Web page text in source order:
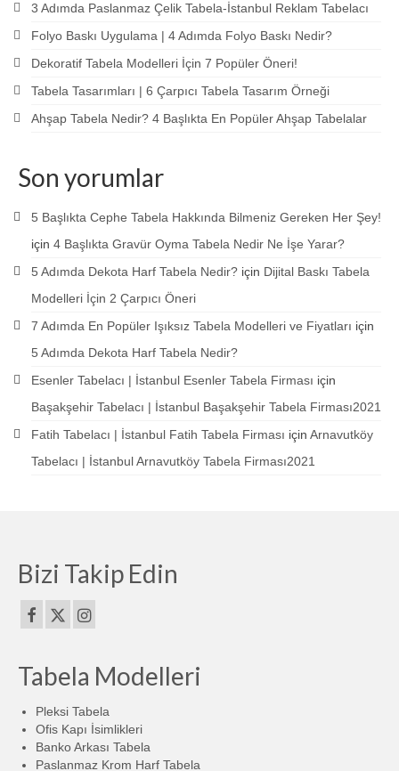
3 Adımda Paslanmaz Çelik Tabela-İstanbul Reklam Tabelacı
Folyo Baskı Uygulama | 4 Adımda Folyo Baskı Nedir?
Dekoratif Tabela Modelleri İçin 7 Popüler Öneri!
Tabela Tasarımları | 6 Çarpıcı Tabela Tasarım Örneği
Ahşap Tabela Nedir? 4 Başlıkta En Popüler Ahşap Tabelalar
Son yorumlar
5 Başlıkta Cephe Tabela Hakkında Bilmeniz Gereken Her Şey!
için 4 Başlıkta Gravür Oyma Tabela Nedir Ne İşe Yarar?
5 Adımda Dekota Harf Tabela Nedir? için Dijital Baskı Tabela
Modelleri İçin 2 Çarpıcı Öneri
7 Adımda En Popüler Işıksız Tabela Modelleri ve Fiyatları için
5 Adımda Dekota Harf Tabela Nedir?
Esenler Tabelacı | İstanbul Esenler Tabela Firması için
Başakşehir Tabelacı | İstanbul Başakşehir Tabela Firması2021
Fatih Tabelacı | İstanbul Fatih Tabela Firması için Arnavutköy
Tabelacı | İstanbul Arnavutköy Tabela Firması2021
Bizi Takip Edin
Tabela Modelleri
Pleksi Tabela
Ofis Kapı İsimlikleri
Banko Arkası Tabela
Paslanmaz Krom Harf Tabela